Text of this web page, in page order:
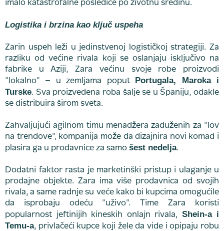
imalo katastrofalne posledice po životnu sredinu.
Logistika i brzina kao ključ uspeha
Zarin uspeh leži u jedinstvenoj logističkoj strategiji. Za
razliku od većine rivala koji se oslanjaju isključivo na
fabrike u Aziji, Zara većinu svoje robe proizvodi
"lokalno" – u zemljama poput Portugala, Maroka i
Turske. Sva proizvedena roba šalje se u Španiju, odakle
se distribuira širom sveta.
Zahvaljujući agilnom timu menadžera zaduženih za "lov
na trendove", kompanija može da dizajnira novi komad i
plasira ga u prodavnice za samo šest nedelja.
Dodatni faktor rasta je marketinški pristup i ulaganje u
prodajne objekte. Zara ima više prodavnica od svojih
rivala, a same radnje su veće kako bi kupcima omogućile
da isprobaju odeću "uživo". Time Zara koristi
popularnost jeftinijih kineskih onlajn rivala, Shein-a i
Temu-a, privlačeći kupce koji žele da vide i opipaju robu